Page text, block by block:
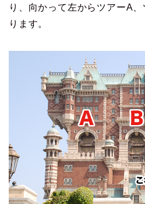
り、向かって左からツアーA
ります。